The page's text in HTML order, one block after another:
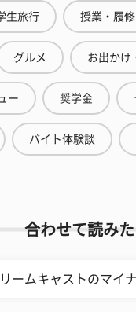
生旅行 授業・履
グルメ お出かけ
ー 奨学金
バイト体験談
合わせて読み
ームキャストのマイ